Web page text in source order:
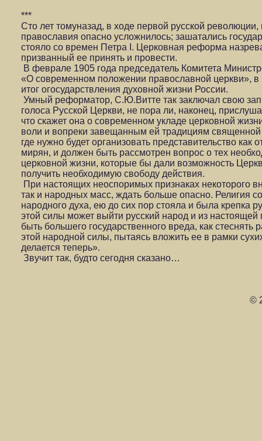
***
Сто лет томуназад, в ходе первой русской революции,
православия опасно усложнилось; зашатались
стояло со времен Петра I. Церковная реформа
призванный ее принять и провести.
В феврале 1905 года председатель Комитета
«О современном положении православной церкви», в
итог огосударствления духовной жизни России.
Умный реформатор, С.Ю.Витте так заключал свою
голоса Русской Церкви, не пора ли, наконец,
что скажет она о современном укладе церковной
воли и вопреки завещанным ей традициям
где нужно будет организовать представительство как
мирян, и должен быть рассмотрен вопрос о тех
церковной жизни, которые бы дали возможность
получить необходимую свободу действия.
При настоящих неоспоримых признаках некоторого
так и народных масс, ждать больше опасно. Религия
народного духа, ею до сих пор стояла и была крепка
этой силы может выйти русский народ и из
быть большего государственного вреда, как
этой народной силы, пытаясь вложить ее в рамки
делается теперь».
Звучит так, будто сегодня сказано…
©